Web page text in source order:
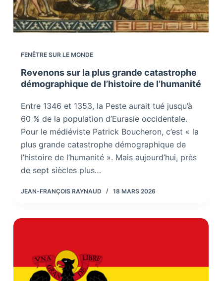
FENÊTRE SUR LE MONDE
Revenons sur la plus grande catastrophe
démographique de l’histoire de l’humanité
Entre 1346 et 1353, la Peste aurait tué jusqu’à
60 % de la population d’Eurasie occidentale.
Pour le médiéviste Patrick Boucheron, c’est « la
plus grande catastrophe démographique de
l’histoire de l’humanité ». Mais aujourd’hui, près
de sept siècles plus…
JEAN-FRANÇOIS RAYNAUD 18 MARS 2026